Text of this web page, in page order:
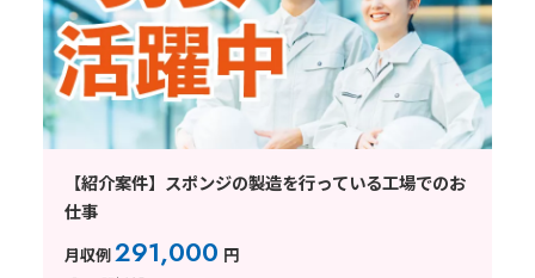
【紹介案件】スポンジの製造を行っている工場でのお
仕事
月収例291,000 円